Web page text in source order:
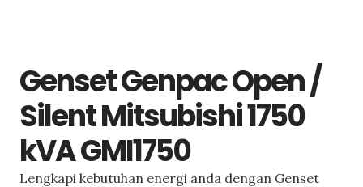
Genset Genpac Open /
Silent Mitsubishi 1750
kVA GMI1750
Lengkapi kebutuhan energi anda dengan Genset